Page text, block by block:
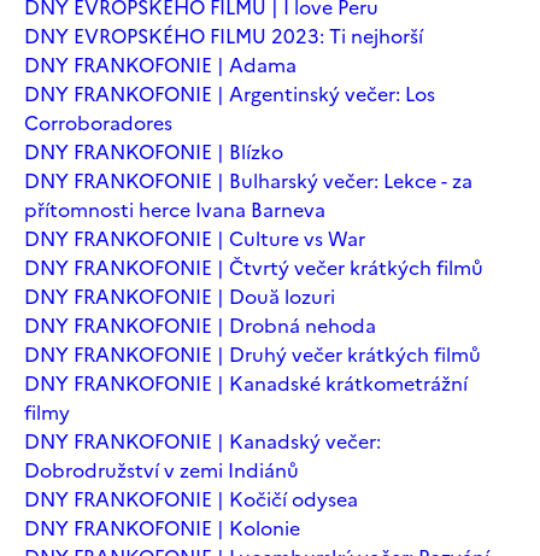
DNY EVROPSKÉHO FILMU | I love Peru
DNY EVROPSKÉHO FILMU 2023: Ti nejhorší
DNY FRANKOFONIE | Adama
DNY FRANKOFONIE | Argentinský večer: Los
Corroboradores
DNY FRANKOFONIE | Blízko
DNY FRANKOFONIE | Bulharský večer: Lekce - za
přítomnosti herce Ivana Barneva
DNY FRANKOFONIE | Culture vs War
DNY FRANKOFONIE | Čtvrtý večer krátkých filmů
DNY FRANKOFONIE | Două lozuri
DNY FRANKOFONIE | Drobná nehoda
DNY FRANKOFONIE | Druhý večer krátkých filmů
DNY FRANKOFONIE | Kanadské krátkometrážní
filmy
DNY FRANKOFONIE | Kanadský večer:
Dobrodružství v zemi Indiánů
DNY FRANKOFONIE | Kočičí odysea
DNY FRANKOFONIE | Kolonie